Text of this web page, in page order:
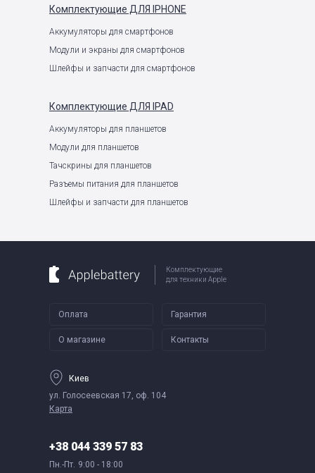
Комплектующие ДЛЯ IPHONE
Аккумуляторы для смартфонов
Модули и экраны для смартфонов
Шлейфы и запчасти для смартфонов
Комплектующие ДЛЯ IPAD
Аккумуляторы для планшетов
Модули для планшетов
Тачскрины для планшетов
Разъемы питания для планшетов
Шлейфы и запчасти для планшетов
Комплектующие
для техники Apple
Оплата Гарантия
О магазине Контакты
Киев
ул. Голосеевская 17, оф. 104
Карта
+38 044 339 57 83
Пн.-Пт. 9:00 - 18:00